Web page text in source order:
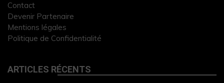
Contact
Devenir Partenaire
Mentions légales
Politique de Confidentialité
ARTICLES RÉCENTS